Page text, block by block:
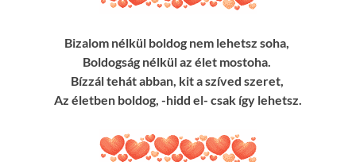
Bizalom nélkül boldog nem lehetsz soha,
Boldogság nélkül az élet mostoha.
Bízzál tehát abban, kit a szíved szeret,
Az életben boldog, -hidd el- csak így lehetsz.